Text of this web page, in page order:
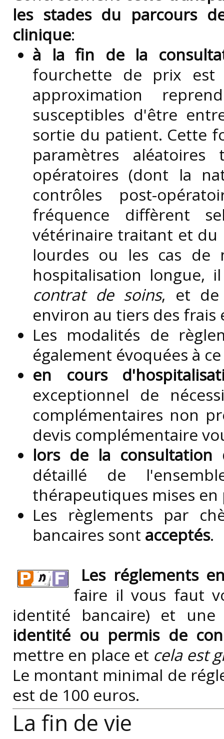
les stades du parcours
clinique:
à la fin de la
fourchette de prix est
approximation
susceptibles d'être
sortie du patient. Cette
paramètres
opératoires (dont la
contrôles post-
fréquence diffèrent
vétérinaire traitant et du
lourdes ou les cas de
hospitalisation longue,
contrat de soins, et
environ au tiers des frais
Les modalités de
également évoquées à
en cours
exceptionnel de
complémentaires non
devis complémentaire
lors de la
détaillé de
thérapeutiques mises
Les règlements par
bancaires sont acceptés.
Les réglements
faire il vous faut
identité bancaire) et
identité ou permis de
mettre en place et cela est
Le montant minimal de
est de 100 euros.
La fin de vie